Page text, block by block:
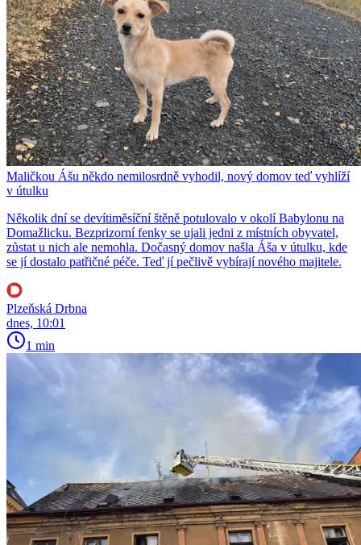
Maličkou Ášu někdo nemilosrdně vyhodil, nový domov teď vyhlíží
v útulku
Několik dní se devítiměsíční štěně potulovalo v okolí Babylonu na
Domažlicku. Bezprizorní fenky se ujali jedni z místních obyvatel,
zůstat u nich ale nemohla. Dočasný domov našla Áša v útulku, kde
se jí dostalo patřičné péče. Teď jí pečlivě vybírají nového majitele.
Plzeňská Drbna
dnes, 10:01
1 min